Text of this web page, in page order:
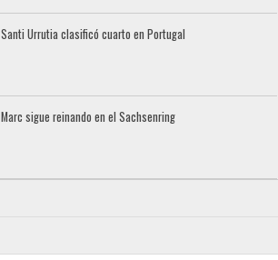
Santi Urrutia clasificó cuarto en Portugal
Marc sigue reinando en el Sachsenring